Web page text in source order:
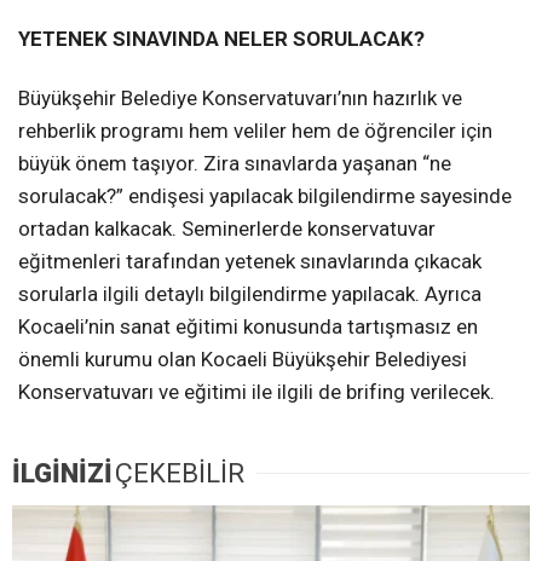
YETENEK SINAVINDA NELER SORULACAK?
Büyükşehir Belediye Konservatuvarı’nın hazırlık ve
rehberlik programı hem veliler hem de öğrenciler için
büyük önem taşıyor. Zira sınavlarda yaşanan “ne
sorulacak?” endişesi yapılacak bilgilendirme sayesinde
ortadan kalkacak. Seminerlerde konservatuvar
eğitmenleri tarafından yetenek sınavlarında çıkacak
sorularla ilgili detaylı bilgilendirme yapılacak. Ayrıca
Kocaeli’nin sanat eğitimi konusunda tartışmasız en
önemli kurumu olan Kocaeli Büyükşehir Belediyesi
Konservatuvarı ve eğitimi ile ilgili de brifing verilecek.
İLGİNİZİÇEKEBİLİR